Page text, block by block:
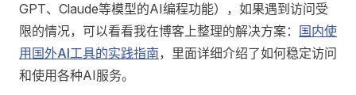
GPT、Claude等模型的AI编程功能），如果遇到访问受
限的情况，可以看看我在博客上整理的解决方案： 国内使
用国外AI工具的实践指南，里面详细介绍了如何稳定访问
和使用各种AI服务。